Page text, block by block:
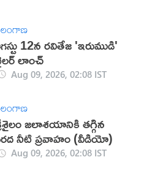
12న రవితేజ 'ఇరుముడి'
లాంచ్‌
Aug 09, 2026, 02:08 IST
జలాశయానికి తగ్గిన
నీటి ప్రవాహం (వీడియో)
Aug 09, 2026, 02:08 IST